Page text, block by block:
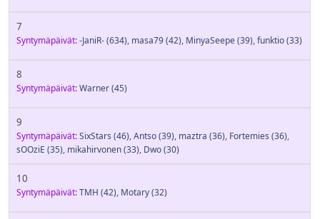
7
Syntymäpäivät:-JaniR-(634), masa79(42), MinyaSeepe(39),funktio(33)
8
Syntymäpäivät:Warner(45)
9
Syntymäpäivät:SixStars (46),Antso(39), maztra (36), Fortemies (36),
sOOziE (35), mikahirvonen(33), Dwo(30)
10
Syntymäpäivät:TMH (42), Motary(32)